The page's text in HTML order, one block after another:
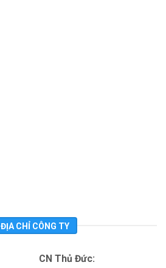
ĐỊA CHỈ CÔNG TY
CN Thủ Đức: